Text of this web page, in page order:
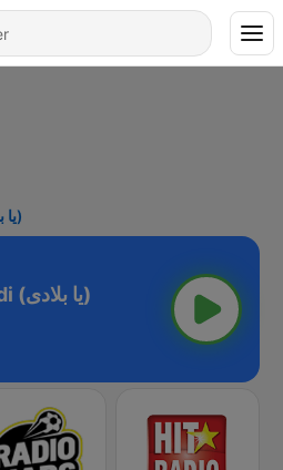
yabiladi (يا بلادى)
yabiladi (يا بلادى)